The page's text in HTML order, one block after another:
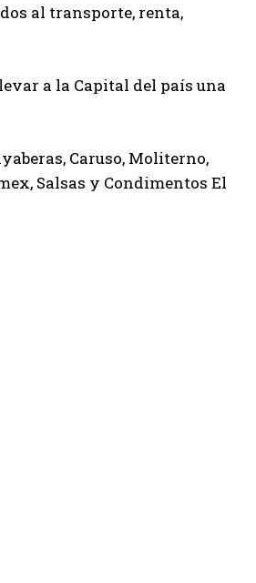
al transporte, renta,
a la Capital del país una
Caruso, Moliterno,
Salsas y Condimentos El